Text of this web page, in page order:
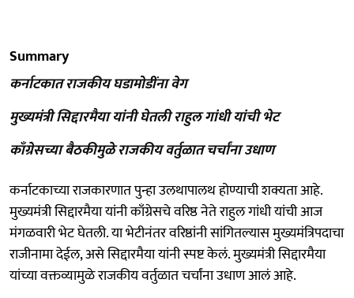
Summary
कर्नाटकात राजकीय घडामोडींना वेग
मुख्यमंत्री सिद्दारमैया यांनी घेतली राहुल गांधी यांची भेट
काँग्रेसच्या बैठकीमुळे राजकीय वर्तुळात चर्चांना उधाण
कर्नाटकाच्या राजकारणात पुन्हा उलथापालथ होण्याची शक्यता आहे.
मुख्यमंत्री सिद्दारमैया यांनी काँग्रेसचे वरिष्ठ नेते राहुल गांधी यांची आज
मंगळवारी भेट घेतली. या भेटीनंतर वरिष्ठांनी सांगितल्यास मुख्यमंत्रि‍पदाचा
राजीनामा देईल, असे सिद्दारमैया यांनी स्पष्ट केलं. मुख्यमंत्री सिद्दारमैया
यांच्या वक्तव्यामुळे राजकीय वर्तुळात चर्चांना उधाण आलं आहे.